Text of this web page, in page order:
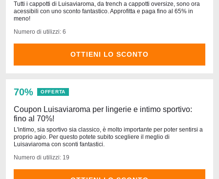
Tutti i cappotti di Luisaviaroma, da trench a cappotti oversize, sono ora
acessibili con uno sconto fantastico. Approfitta e paga fino al 65% in
meno!
Numero di utilizzi: 6
OTTIENI LO SCONTO
70% OFFERTA
Coupon Luisaviaroma per lingerie e intimo sportivo:
fino al 70%!
L'intimo, sia sportivo sia classico, è molto importante per poter sentirsi a
proprio agio. Per questo potete subito scegliere il meglio di
Luisaviaroma con sconti fantastici.
Numero di utilizzi: 19